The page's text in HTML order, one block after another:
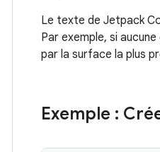
Le texte de Jetpack
Par exemple, si
par la surface la plus
Exemple :